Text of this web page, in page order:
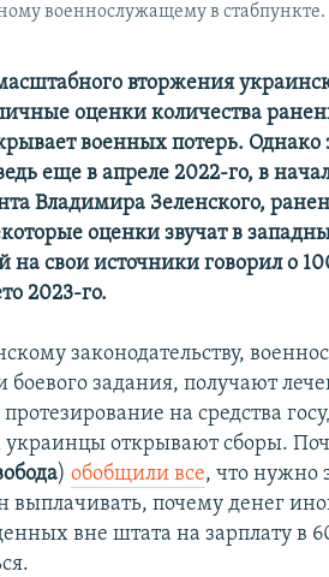
военнослужащему в стабпункте.
вторжения
оценки количества
военных потерь. Однако
еще в апреле 2022-го, в
Владимира Зеленского,
оценки звучат в
на свои источники говорил о
2023-го.
законодательству,
задания, получают
на средства
открывают сборы.
)обобщили все, что нужно
выплачивать, почему денег
вне штата на зарплату в